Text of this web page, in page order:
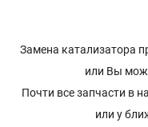
Замена катализатора
или Вы
Почти все запчасти в
или у